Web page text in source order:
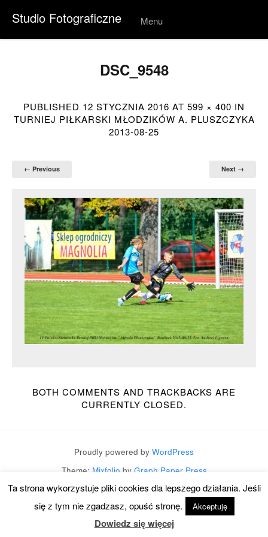
Studio Fotograficzne Menu
Skip to
DSC_9548
PUBLISHED 12 STYCZNIA 2016 AT 599 × 400 IN
TURNIEJ PIŁKARSKI MŁODZIKÓW A. PLUSZCZYKA
2013-08-25
← Previous Next →
BOTH COMMENTS AND TRACKBACKS ARE
CURRENTLY CLOSED.
Proudly powered by WordPress
Theme: Mixfolio by Graph Paper Press
Ta strona wykorzystuje pliki cookies dla lepszego działania. Jeśli
się z tym nie zgadzasz, opuść stronę.
Akceptuję
Dowiedz się więcej